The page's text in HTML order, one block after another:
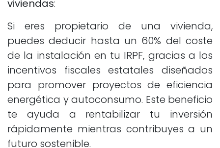
viviendas:
Si eres propietario de una vivienda,
puedes deducir hasta un 60% del coste
de la instalación en tu IRPF, gracias a los
incentivos fiscales estatales diseñados
para promover proyectos de eficiencia
energética y autoconsumo. Este beneficio
te ayuda a rentabilizar tu inversión
rápidamente mientras contribuyes a un
futuro sostenible.